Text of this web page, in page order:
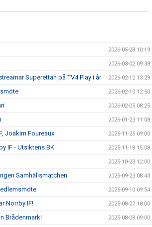
2026-05-28 10:19
2026-03-02 09:38
Superettan på TV4 Play i år 2026-02-12 13:29
2026-02-10 12:50
2026-02-05 08:25
2026-01-23 11:08
Joakim Foureaux 2025-11-25 09:00
IF - Utsiktens BK 2025-11-18 15:08
2025-10-23 12:00
Samhällsmatchen 2025-09-23 08:43
2025-09-10 09:54
Norrby IF! 2025-08-27 18:00
Brådenmark! 2025-08-08 09:00